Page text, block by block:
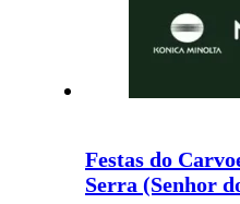
Festas do
Serra (Senhor